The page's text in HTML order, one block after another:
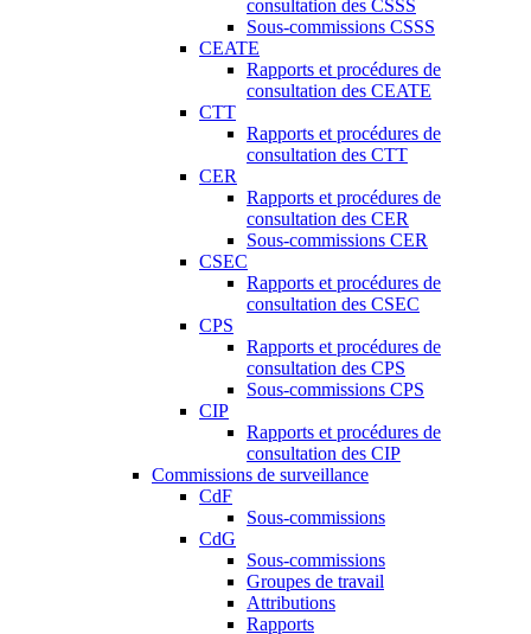
consultation des CSSS
Sous-commissions CSSS
CEATE
Rapports et procédures de
consultation des CEATE
CTT
Rapports et procédures de
consultation des CTT
CER
Rapports et procédures de
consultation des CER
Sous-commissions CER
CSEC
Rapports et procédures de
consultation des CSEC
CPS
Rapports et procédures de
consultation des CPS
Sous-commissions CPS
CIP
Rapports et procédures de
consultation des CIP
Commissions de surveillance
CdF
Sous-commissions
CdG
Sous-commissions
Groupes de travail
Attributions
Rapports